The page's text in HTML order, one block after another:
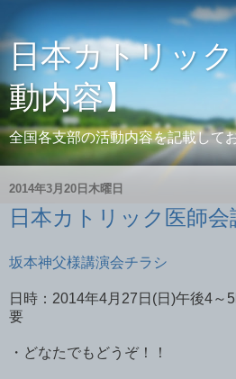
日本カトリッ
動内容】
全国各支部の活動内容を記載して
2014年3月20日木曜日
日本カトリック医師
坂本神父様講演会チラシ
日時：2014年4月27日(日)午後4
要
・どなたでもどうぞ！！